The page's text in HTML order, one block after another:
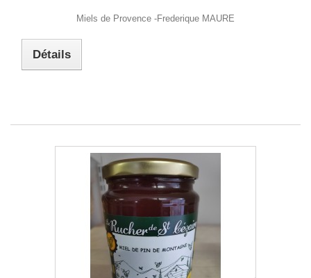
Miels de Provence -Frederique MAURE
Détails